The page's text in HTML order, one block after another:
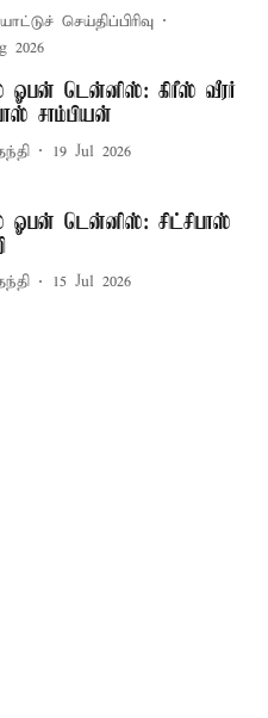
செய்திப்பிரிவு
2026
ஓபன் டென்னிஸ்: கிரீஸ் வீரர்
சாம்பியன்
19 Jul 2026
ஓபன் டென்னிஸ்: சிட்சிபாஸ்
15 Jul 2026